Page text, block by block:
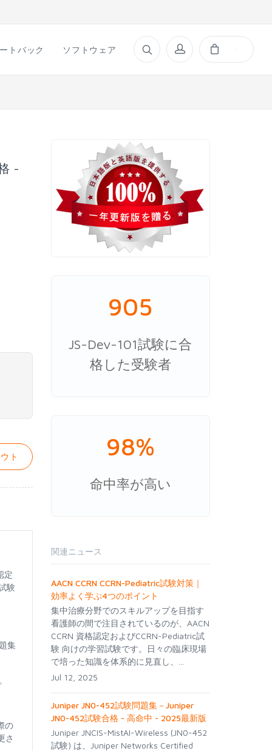
トバック ソフトウェア
-
ト
定
験
集
の
さ
905
JS-Dev-101試験に合
格した受験者
98%
命中率が高い
関連ニュース
AACN CCRN CCRN-Pediatric試験対策｜
効率よく学ぶ4つのポイント
集中治療分野でのスキルアップを目指す
看護師の間で注目されているのが、AACN
CCRN 資格認定およびCCRN-Pediatric試
験 向けの学習試験です。日々の臨床現場
で培った知識を体系的に見直し、...
Jul 12, 2025
Juniper JN0-452試験問題集－Juniper
JN0-452試験合格 - 高命中 - 2025最新版
Juniper JNCIS-MistAI-Wireless (JN0-452
試験) は、Juniper Networks Certified